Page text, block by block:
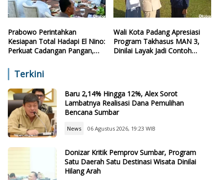
Prabowo Perintahkan
Kesiapan Total Hadapi El Nino:
Perkuat Cadangan Pangan,
Wali Kota Padang Apresiasi
Program Takhasus MAN 3,
Dinilai Layak Jadi Contoh
Terkini
Baru 2,14% Hingga 12%, Alex Sorot
Lambatnya Realisasi Dana Pemulihan
Bencana Sumbar
News 06 Agustus 2026, 19:23 WIB
Donizar Kritik Pemprov Sumbar, Program
Satu Daerah Satu Destinasi Wisata Dinilai
Hilang Arah